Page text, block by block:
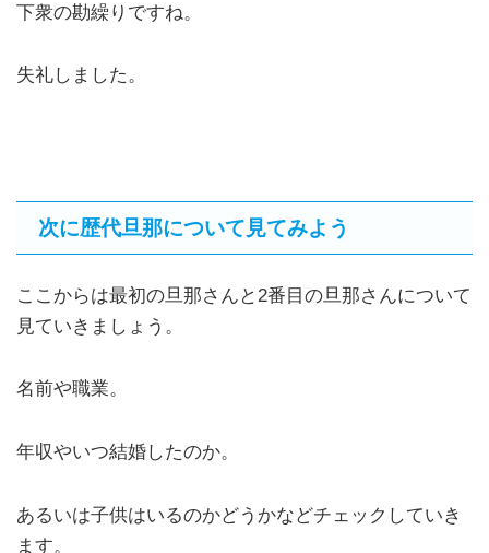
下衆の勘繰りですね。
失礼しました。
次に歴代旦那について見てみよう
ここからは最初の旦那さんと2番目の旦那さんについて
見ていきましょう。
名前や職業。
年収やいつ結婚したのか。
あるいは子供はいるのかどうかなどチェックしていき
ます。